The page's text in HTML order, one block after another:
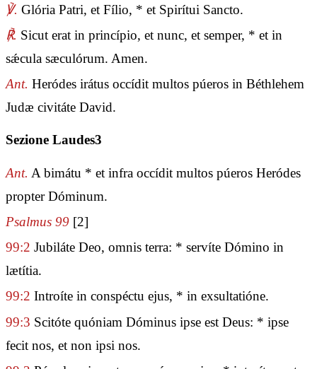
℣. Glória Patri, et Fílio, * et Spirítui Sancto.
℟. Sicut erat in princípio, et nunc, et semper, * et in
sǽcula sæculórum. Amen.
Ant. Heródes irátus occídit multos púeros in Béthlehem
Judæ civitáte David.
Sezione Laudes3
Ant. A bimátu * et infra occídit multos púeros Heródes
propter Dóminum.
Psalmus 99 [2]
99:2 Jubiláte Deo, omnis terra: * servíte Dómino in
lætítia.
99:2 Introíte in conspéctu ejus, * in exsultatióne.
99:3 Scitóte quóniam Dóminus ipse est Deus: * ipse
fecit nos, et non ipsi nos.